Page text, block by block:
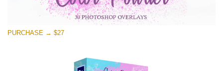
PURCHASE → $27